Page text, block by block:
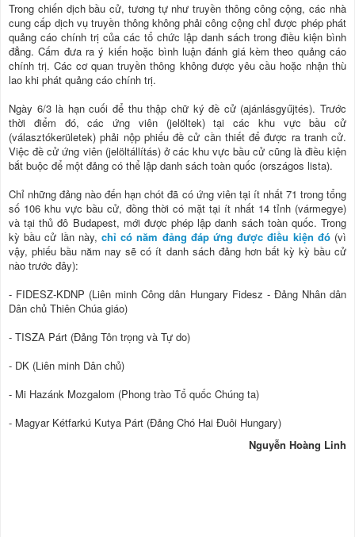
Trong chiến dịch bầu cử, tương tự như truyền thông công cộng, các nhà
cung cấp dịch vụ truyền thông không phải công cộng chỉ được phép phát
quảng cáo chính trị của các tổ chức lập danh sách trong điều kiện bình
đẳng. Cấm đưa ra ý kiến hoặc bình luận đánh giá kèm theo quảng cáo
chính trị. Các cơ quan truyền thông không được yêu cầu hoặc nhận thù
lao khi phát quảng cáo chính trị.
Ngày 6/3 là hạn cuối để thu thập chữ ký đề cử (ajánlásgyűjtés). Trước
thời điểm đó, các ứng viên (jelöltek) tại các khu vực bầu cử
(választókerületek) phải nộp phiếu đề cử cần thiết để được ra tranh cử.
Việc đề cử ứng viên (jelöltállítás) ở các khu vực bầu cử cũng là điều kiện
bắt buộc để một đảng có thể lập danh sách toàn quốc (országos lista).
Chỉ những đảng nào đến hạn chót đã có ứng viên tại ít nhất 71 trong tổng
số 106 khu vực bầu cử, đồng thời có mặt tại ít nhất 14 tỉnh (vármegye)
và tại thủ đô Budapest, mới được phép lập danh sách toàn quốc. Trong
kỳ bầu cử lần này, chỉ có năm đảng đáp ứng được điều kiện đó(vì
vậy, phiếu bầu năm nay sẽ có ít danh sách đảng hơn bất kỳ kỳ bầu cử
nào trước đây):
- FIDESZ-KDNP (Liên minh Công dân Hungary Fidesz - Đảng Nhân dân
Dân chủ Thiên Chúa giáo)
- TISZA Párt (Đảng Tôn trọng và Tự do)
- DK (Liên minh Dân chủ)
- Mi Hazánk Mozgalom (Phong trào Tổ quốc Chúng ta)
- Magyar Kétfarkú Kutya Párt (Đảng Chó Hai Đuôi Hungary)
Nguyễn Hoàng Linh